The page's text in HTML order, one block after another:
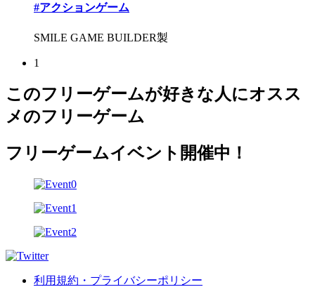
#アクションゲーム
SMILE GAME BUILDER製
1
このフリーゲームが好きな人にオスス
メのフリーゲーム
フリーゲームイベント開催中！
利用規約・プライバシーポリシー